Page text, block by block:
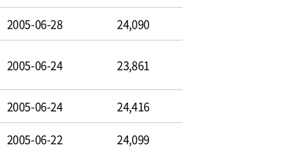
2005-06-28 24,090
2005-06-24 23,861
2005-06-24
24,416
2005-06-22
24,099